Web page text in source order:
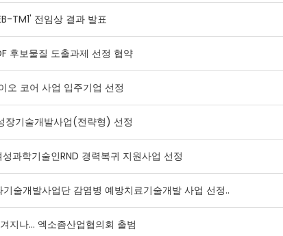
TM1' 전임상 결과 발표
후보물질 도출과제 선정 협약
오 코어 사업 입주기업 선정
기술개발사업(전략형) 선정
과학기술인RND 경력복귀 지원사업 선정
술개발사업단 감염병 예방치료기술개발 사업 선정..
지나… 엑소좀산업협의회 출범